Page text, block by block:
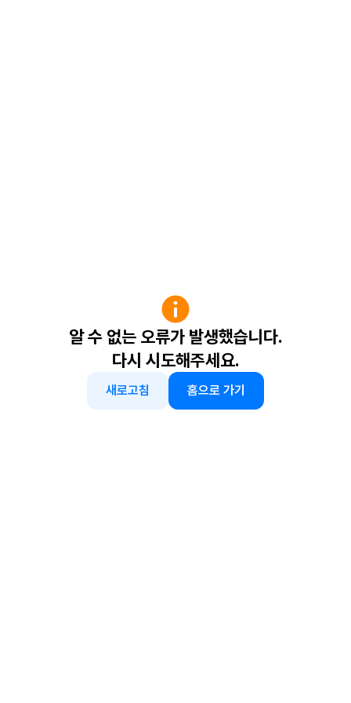
알 수 없는 오류가 발생했습니다.
다시 시도해주세요.
새로고침 홈으로 가기